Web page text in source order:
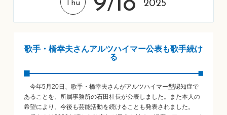
Thu / 2025
歌手・橋幸夫さんアルツハイマー公表も歌手続け
る
今年5月20日、歌手・橋幸夫さんがアルツハイマー型認知症で
あることを、所属事務所の石田社長が公表しました。また本人の
希望により、今後も芸能活動を続けることも発表されました。